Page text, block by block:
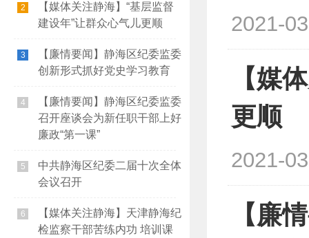
2
【媒体关注静海】“基层监督
建设年”让群众心气儿更顺
3
【廉情要闻】静海区纪委监委
创新形式抓好党史学习教育
4
【廉情要闻】静海区纪委监委
召开座谈会为新任职干部上好
廉政“第一课”
5
中共静海区纪委二届十次全体
会议召开
6
【媒体关注静海】天津静海纪
检监察干部苦练内功 培训课
2021-
【媒
更顺
2021-
【廉